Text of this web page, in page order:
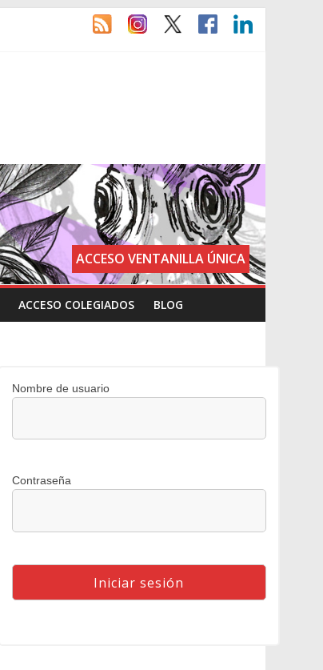
ACCESO VENTANILLA ÚNICA
ACCESO COLEGIADOS BLOG
Nombre de usuario
Contraseña